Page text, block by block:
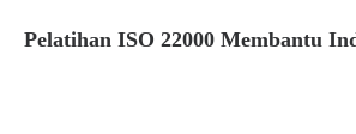
Pelatihan ISO 22000 Membantu